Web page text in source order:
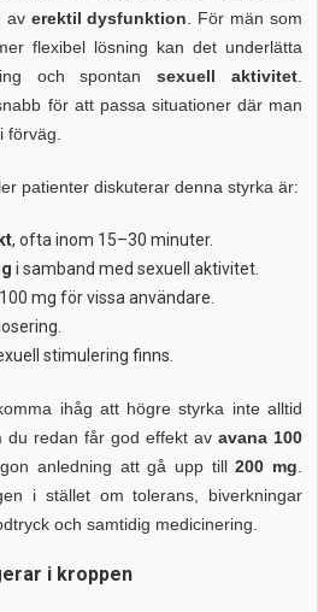
av erektil dysfunktion . För män som
flexibel lösning kan det underlätta
och spontansexuell aktivitet
för att passa situationer där man
förväg.
patienter diskuterar denna styrka är:
, ofta inom 15–30 minuter.
i samband med sexuell aktivitet.
mg för vissa användare.
stimulering finns.
ihåg att högre styrka inte alltid
du redan får god effekt av avana 100
anledning att gå upp till200 mg
i stället om tolerans, biverkningar
och samtidig medicinering.
i kroppen